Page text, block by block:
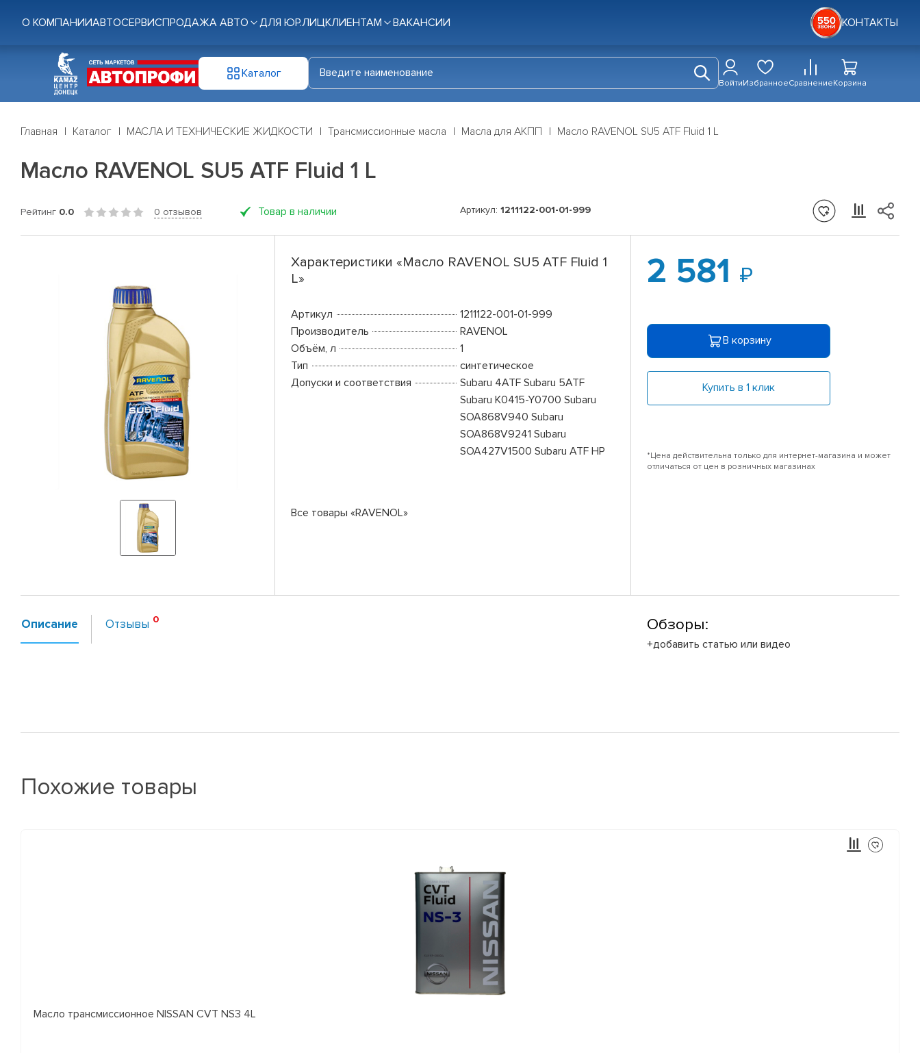
О КОМПАНИИАВТОСЕРВИСПРОДАЖА АВТО ДЛЯ ЮР.ЛИЦКЛИЕНТАМ ВАКАНСИИ КОНТАКТЫ
Каталог
ВойтиИзбранноеСравнениеКорзина
Главная Каталог МАСЛА И ТЕХНИЧЕСКИЕ ЖИДКОСТИ Трансмиссионные масла Масла для АКПП Масло RAVENOL SU5 ATF Fluid 1 L
Масло RAVENOL SU5 ATF Fluid 1 L
Рейтинг 0.0 0 отзывов Товар в наличии Артикул: 1211122-001-01-999
Характеристики «Масло RAVENOL SU5 ATF Fluid 1
L»
Артикул
1211122-001-01-999
Производитель
RAVENOL
Объём, л
1
Тип
синтетическое
Допуски и соответствия
Subaru 4ATF Subaru 5ATF
Subaru K0415-Y0700 Subaru
SOA868V940 Subaru
SOA868V9241 Subaru
SOA427V1500 Subaru ATF HP
Все товары «RAVENOL»
2 581
В корзину
Купить в 1 клик
*Цена действительна только для интернет-магазина и может
отличаться от цен в розничных магазинах
Описание Отзывы Обзоры:
+добавить статью или видео
Похожие товары
Масло трансмиссионное NISSAN CVT NS3 4L